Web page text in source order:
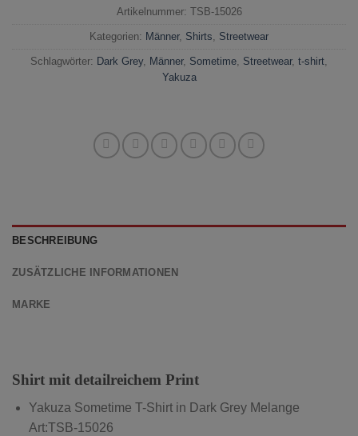
Artikelnummer: TSB-15026
Kategorien: Männer, Shirts Streetwear
Schlagwörter: Dark Grey, Männer, Sometime Streetwear, t-shirt
Yakuza
BESCHREIBUNG
ZUSÄTZLICHE INFORMATIONEN
MARKE
Shirt mit detailreichem Print
Yakuza Sometime T-Shirt in Dark Grey Melange
Art:TSB-15026